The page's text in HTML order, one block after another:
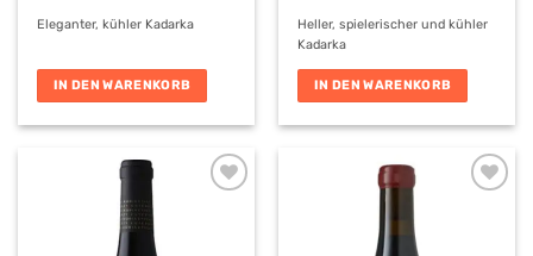
Eleganter, kühler Kadarka
IN DEN WARENKORB
Heller, spielerischer und kühler
Kadarka
IN DEN WARENKORB